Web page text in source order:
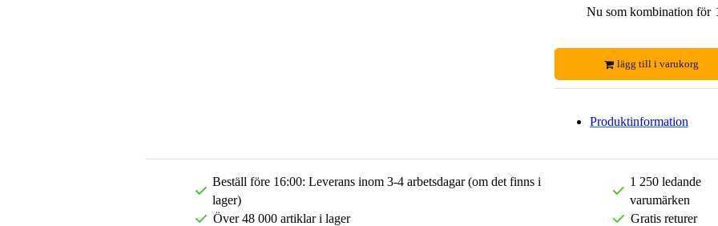
Nu som kombination för
lägg till i varukorg
Produktinformation
Beställ före 16:00: Leverans inom 3-4 arbetsdagar (om det finns i
lager)
Över 48 000 artiklar i lager
1 250 ledande
varumärken
Gratis returer